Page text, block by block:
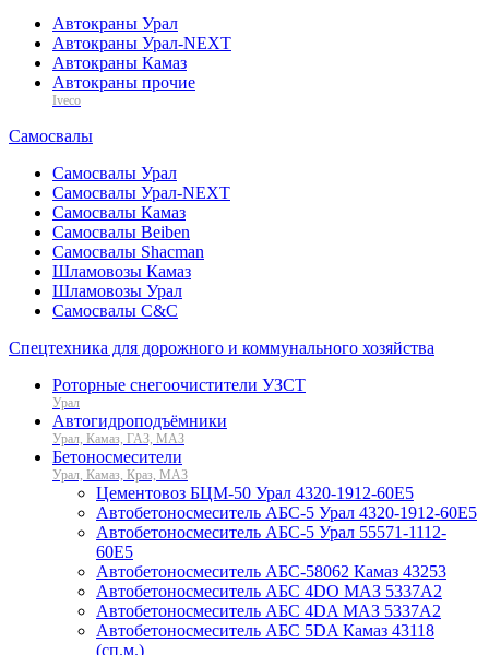
Автокраны Урал
Автокраны Урал-NEXT
Автокраны Камаз
Автокраны прочие
Iveco
Самосвалы
Самосвалы Урал
Самосвалы Урал-NEXT
Самосвалы Камаз
Самосвалы Beiben
Самосвалы Shacman
Шламовозы Камаз
Шламовозы Урал
Самосвалы C&C
Спецтехника для дорожного и коммунального хозяйства
Роторные снегоочистители УЗСТ
Урал
Автогидроподъёмники
Урал, Камаз, ГАЗ, МАЗ
Бетоносмесители
Урал, Камаз, Краз, МАЗ
Цементовоз БЦМ-50 Урал 4320-1912-60Е5
Автобетоносмеситель АБС-5 Урал 4320-1912-60Е5
Автобетоносмеситель АБС-5 Урал 55571-1112-
60Е5
Автобетоносмеситель АБС-58062 Камаз 43253
Автобетоносмеситель АБС 4DO МАЗ 5337А2
Автобетоносмеситель АБС 4DA МАЗ 5337А2
Автобетоносмеситель АБС 5DA Камаз 43118
(сп.м.)